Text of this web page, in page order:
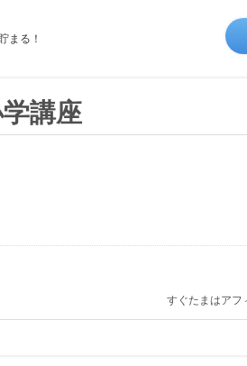
まる！
講座
すぐたまはアフ